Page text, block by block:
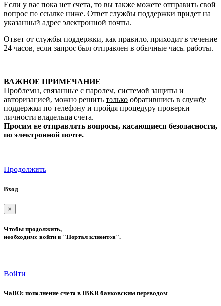
Если у вас пока нет счета, то вы также можете отправить свой
вопрос по ссылке ниже. Ответ службы поддержки придет на
указанный адрес электронной почты.
Ответ от службы поддержки, как правило, приходит в течение
24 часов, если запрос был отправлен в обычные часы работы.
ВАЖНОЕ ПРИМЕЧАНИЕ
Проблемы, связанные с паролем, системой защиты и
авторизацией, можно решить только обратившись в службу
поддержки по телефону и пройдя процедуру проверки
личности владельца счета.
Просим не отправлять вопросы, касающиеся безопасности,
по электронной почте.
Продолжить
Вход
×
Чтобы продолжить,
необходимо войти в "Портал клиентов".
Войти
ЧаВО: пополнение счета в IBKR банковским переводом